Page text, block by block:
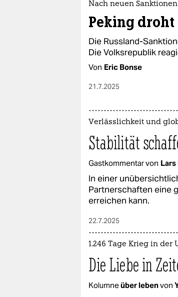
Nach neuen
Peking droht
Die Russland-
Die Volksrepublik
Von Eric Bonse
21.7.2025
Verlässlichkeit und
Stabilität
Gastkommentar von Lars
In einer
Partnerschaften eine
erreichen kann.
22.7.2025
1.246 Tage Krieg in der
Die Liebe in
Kolumneüber lebenvon